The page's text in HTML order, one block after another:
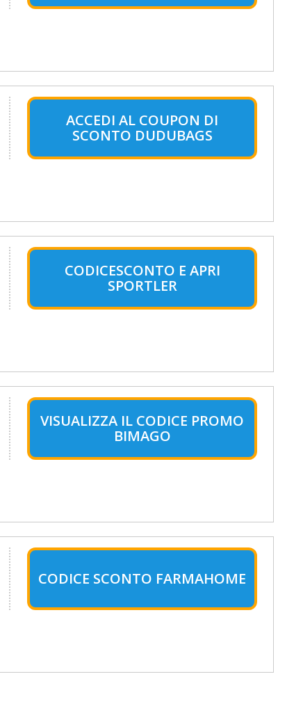
ACCEDI AL COUPON DI
SCONTO DUDUBAGS
CODICESCONTO E APRI
SPORTLER
VISUALIZZA IL CODICE PROMO
BIMAGO
CODICE SCONTO FARMAHOME